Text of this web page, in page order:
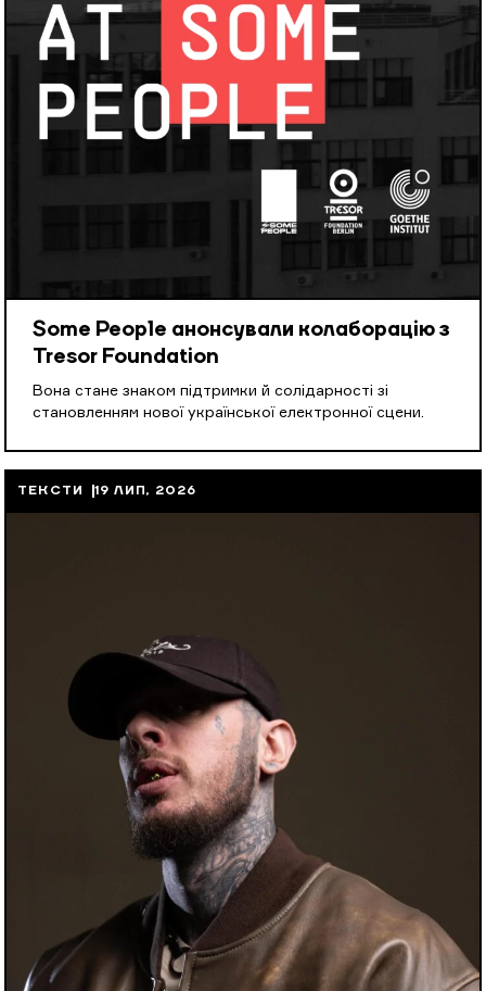
Some People анонсували колаборацію з
Tresor Foundation
Вона стане знаком підтримки й солідарності зі
становленням нової української електронної сцени.
ТЕКСТИ 19 ЛИП, 2026